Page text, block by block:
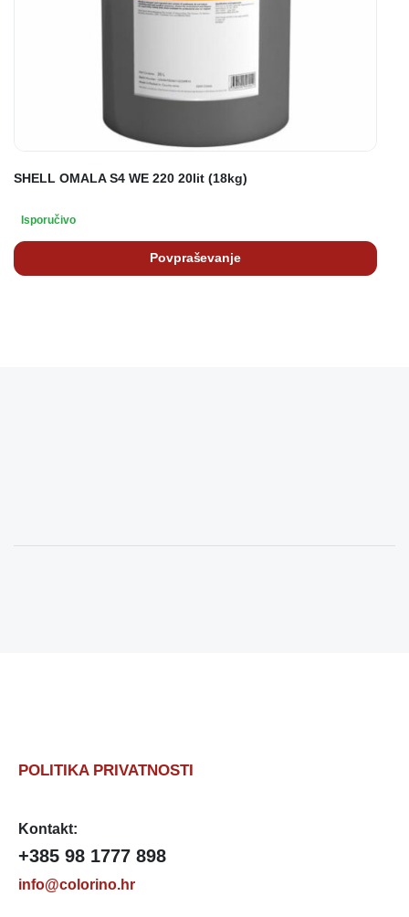
SHELL OMALA S4 WE 220 20lit (18kg)
Isporučivo
Povpraševanje
POLITIKA PRIVATNOSTI
Kontakt:
+385 98 1777 898
info@colorino.hr